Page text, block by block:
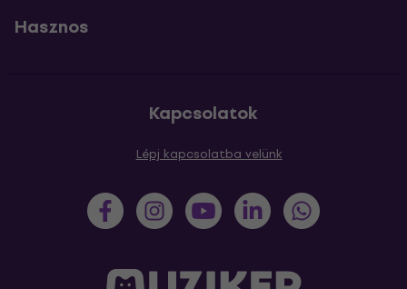
Hasznos
Kapcsolatok
Lépj kapcsolatba velünk